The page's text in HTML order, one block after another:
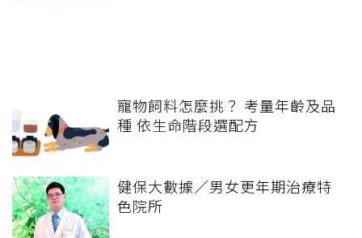
寵物飼料怎麼挑？ 考量年齡及品
種 依生命階段選配方
健保大數據／男女更年期治療特
色院所